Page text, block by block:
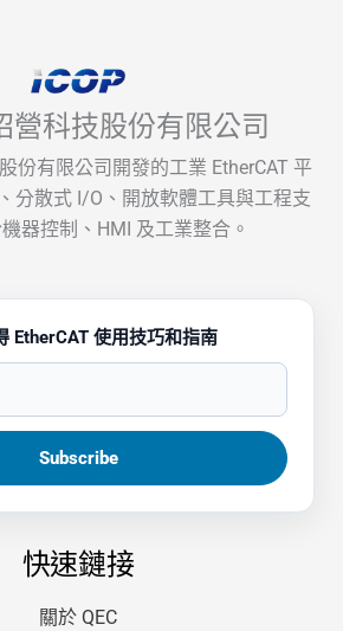
營科技股份有限公司
份有限公司開發的工業 EtherCAT 平
分散式 I/O、開放軟體工具與工程支
器控制、HMI 及工業整合。
EtherCAT 使用技巧和指南
快速鏈接
關於 QEC